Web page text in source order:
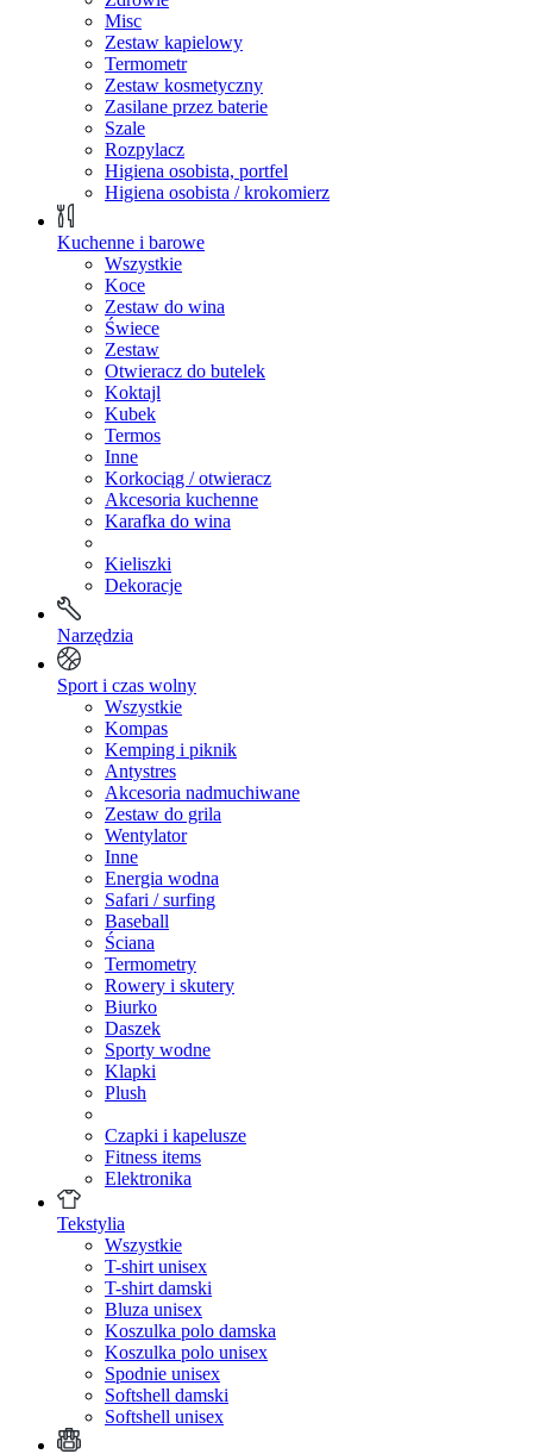
Misc
Zestaw kapielowy
Termometr
Zestaw kosmetyczny
Zasilane przez baterie
Szale
Rozpylacz
Higiena osobista, portfel
Higiena osobista / krokomierz
Kuchenne i barowe
Wszystkie
Koce
Zestaw do wina
Świece
Zestaw
Otwieracz do butelek
Koktajl
Kubek
Termos
Inne
Korkociąg / otwieracz
Akcesoria kuchenne
Karafka do wina
Kieliszki
Dekoracje
Narzędzia
Sport i czas wolny
Wszystkie
Kompas
Kemping i piknik
Antystres
Akcesoria nadmuchiwane
Zestaw do grila
Wentylator
Inne
Energia wodna
Safari / surfing
Baseball
Ściana
Termometry
Rowery i skutery
Biurko
Daszek
Sporty wodne
Klapki
Plush
Czapki i kapelusze
Fitness items
Elektronika
Tekstylia
Wszystkie
T-shirt unisex
T-shirt damski
Bluza unisex
Koszulka polo damska
Koszulka polo unisex
Spodnie unisex
Softshell damski
Softshell unisex